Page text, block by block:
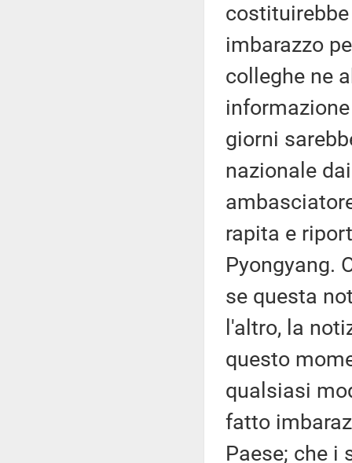
imbarazzo
colleghe ne
giorni
nazionale
rapita e
Pyongyang.
se questa
l'altro, la
questo
qualsiasi
fatto
Paese; che i